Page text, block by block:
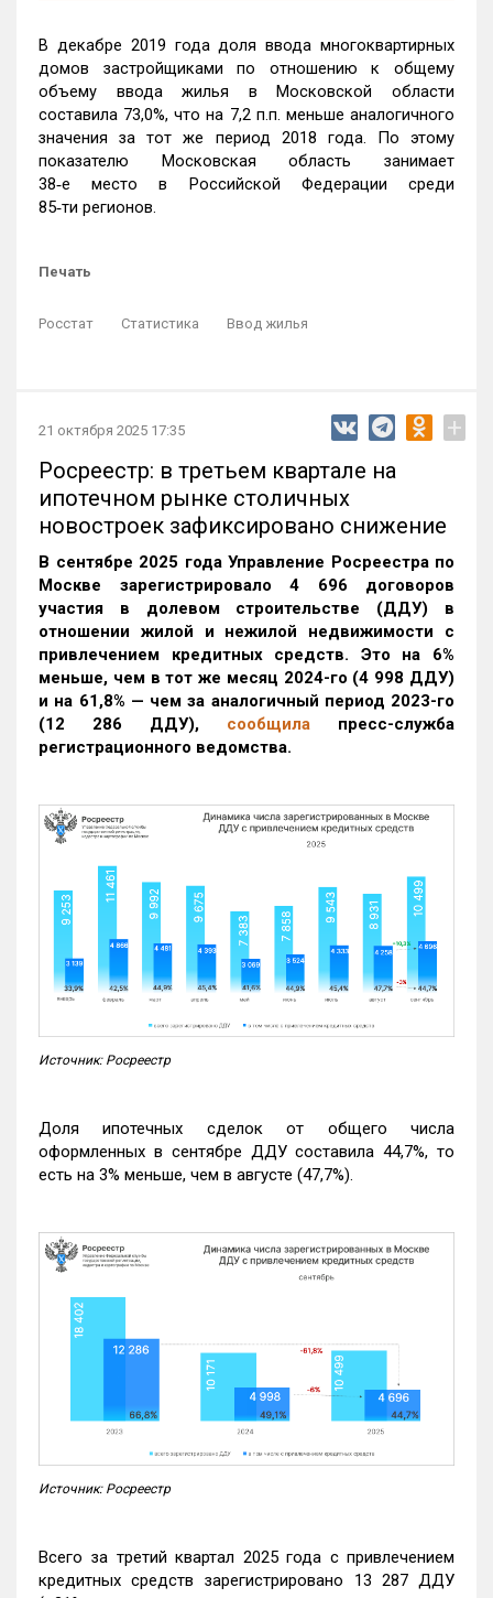
В декабре 2019 года доля ввода многоквартирных
домов застройщиками по отношению к общему
объему ввода жилья в Московской области
составила 73,0%, что на 7,2 п.п. меньше аналогичного
значения за тот же период 2018 года. По этому
показателю Московская область занимает
38‑е место в Российской Федерации среди
85‑ти регионов.
Печать
Росстат Статистика Ввод жилья
21 октября 2025 17:35 +
Росреестр: в третьем квартале на
ипотечном рынке столичных
новостроек зафиксировано снижение
В сентябре 2025 года Управление Росреестра по
Москве зарегистрировало 4 696 договоров
участия в долевом строительстве (ДДУ) в
отношении жилой и нежилой недвижимости с
привлечением кредитных средств. Это на 6%
меньше, чем в тот же месяц 2024-го (4 998 ДДУ)
и на 61,8% — чем за аналогичный период 2023-го
(12 286 ДДУ), сообщила пресс-служба
регистрационного ведомства.
Источник: Росреестр
Доля ипотечных сделок от общего числа
оформленных в сентябре ДДУ составила 44,7%, то
есть на 3% меньше, чем в августе (47,7%).
Источник: Росреестр
Всего за третий квартал 2025 года с привлечением
кредитных средств зарегистрировано 13 287 ДДУ